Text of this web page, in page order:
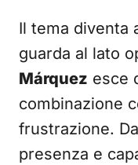
Il tema diventa
guarda al lato
Márquez esce
combinazione
frustrazione.
presenza e